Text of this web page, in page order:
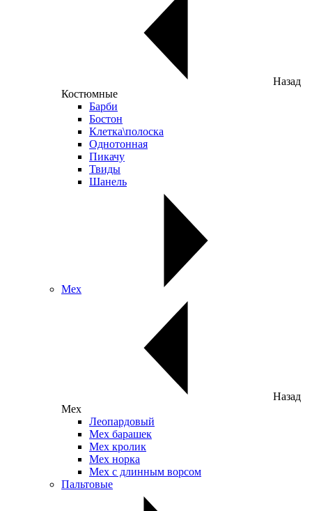
Назад
Костюмные
Барби
Бостон
Клетка\полоска
Однотонная
Пикачу
Твиды
Шанель
Мех
Назад
Мех
Леопардовый
Мех барашек
Мех кролик
Мех норка
Мех с длинным ворсом
Пальтовые